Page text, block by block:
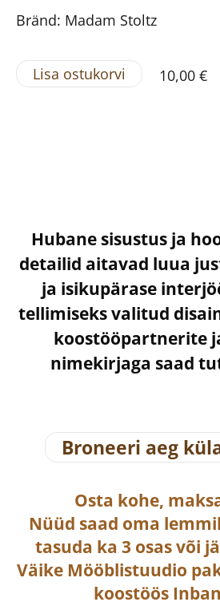
Bränd: Madam Stoltz
Lisa ostukorvi 10,00 €
Hubane sisustus ja
detailid aitavad luua
ja isikupärase
tellimiseks valitud
koostööpartnerite
nimekirjaga saad
Broneeri aeg
Osta kohe,
Nüüd saad oma
tasuda ka 3 osas või
Väike Mööblistuudio
koostöös